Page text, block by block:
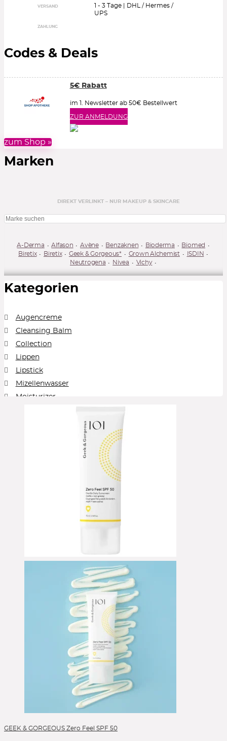
VERSAND
1 - 3 Tage | DHL / Hermes /
UPS
ZAHLUNG
Codes & Deals
5€ Rabatt
im 1. Newsletter ab 50€ Bestellwert
ZUR ANMELDUNG
zum Shop »
Marken
DIREKT VERLINKT – NUR MAKEUP & SKINCARE
A-Derma Alfason Avène Benzaknen Bioderma
Biomed
Biretix
Biretix Geek & Gorgeous* Grown Alchemist
ISDIN
Neutrogena
Nivea Vichy
Kategorien
Augencreme
Cleansing Balm
Collection
Lippen
Lipstick
Mizellenwasser
Moisturizer
GEEK & GORGEOUS Zero Feel SPF 50